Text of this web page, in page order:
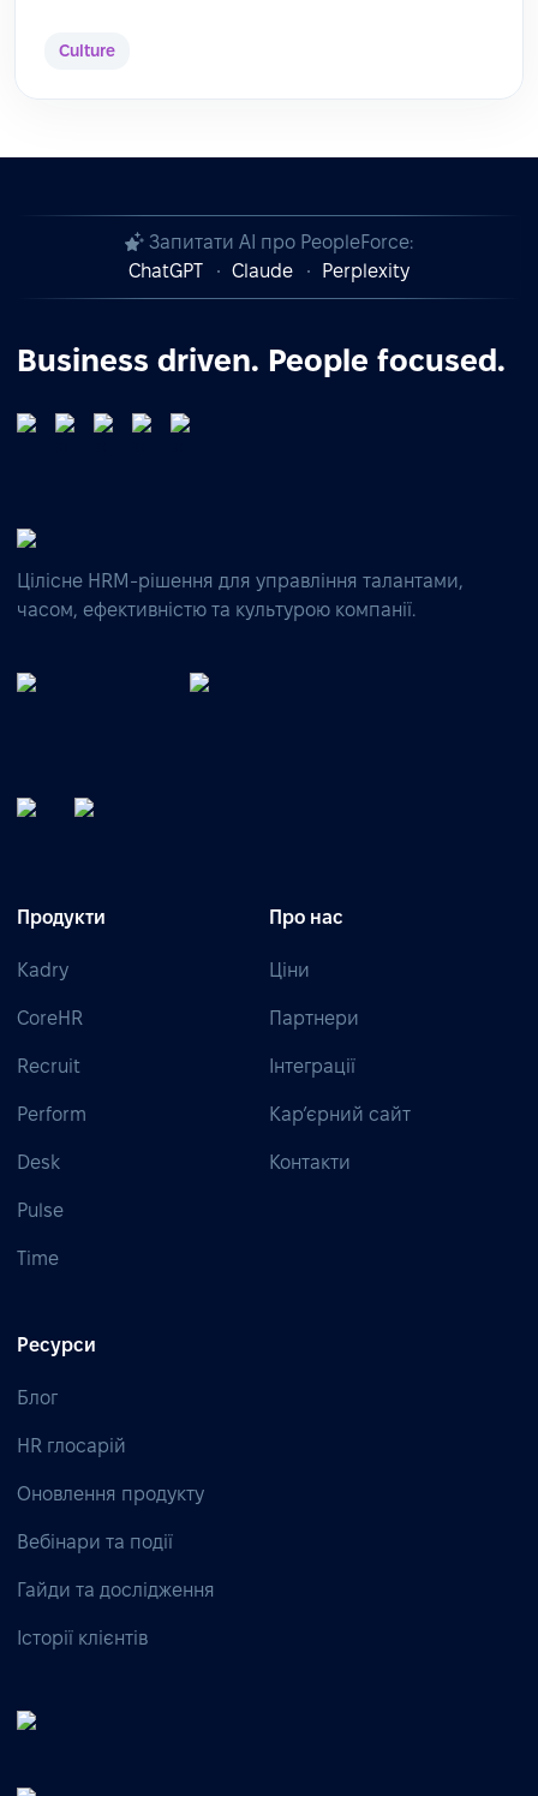
Culture
Запитати AI про PeopleForce:
ChatGPT
Claude Perplexity
Business driven. People focused.
Цілісне HRM-рішення для управління талантами,
часом, ефективністю та культурою компанії.
Продукти
Kadry
CoreHR
Recruit
Perform
Desk
Pulse
Time
Про нас
Ціни
Партнери
Інтеграції
Кар’єрний сайт
Контакти
Ресурси
Блог
HR глосарій
Оновлення продукту
Вебінари та події
Гайди та дослідження
Історії клієнтів